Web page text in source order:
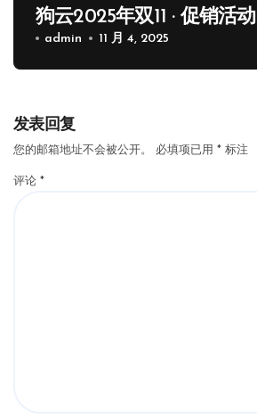
狗云2025年双11 · 促销活动
admin 11 月 4, 2025
发表回复
您的邮箱地址不会被公开。 必填项已用 * 标注
评论 *